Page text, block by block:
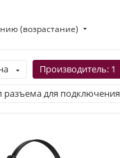
(возрастание)
Производитель: 1
разъема для подключения